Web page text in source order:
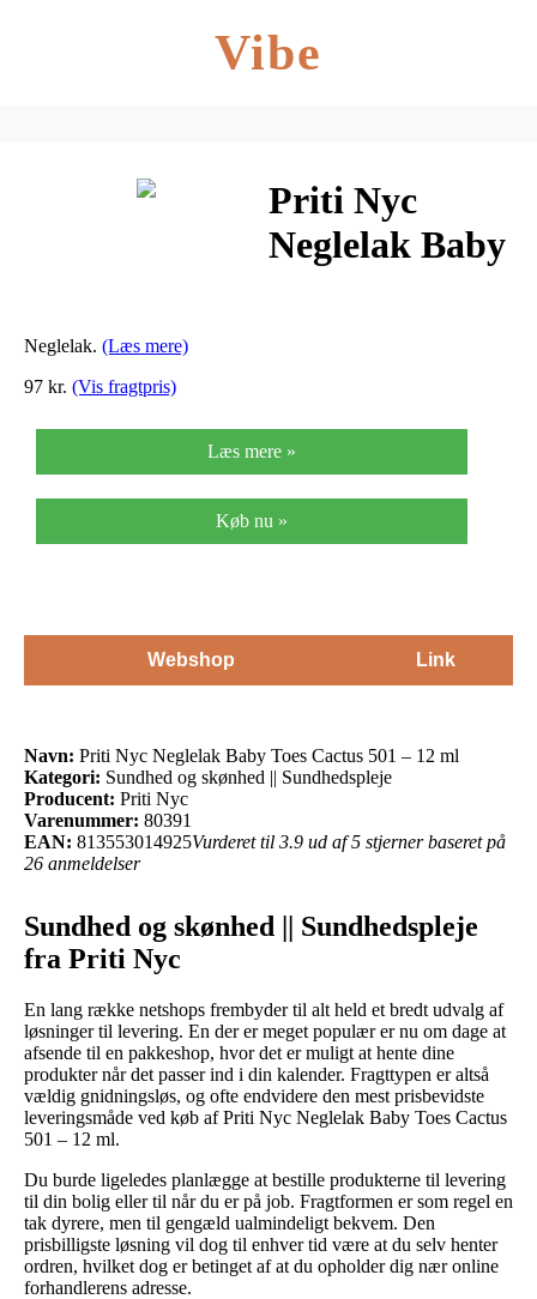
Vibe
Priti Nyc
Neglelak Baby
Neglelak. (Læs mere)
97 kr. (Vis fragtpris)
Læs mere »
Køb nu »
Webshop Link
Navn: Priti Nyc Neglelak Baby Toes Cactus 501 – 12 ml
Kategori: Sundhed og skønhed || Sundhedspleje
Producent: Priti Nyc
Varenummer: 80391
EAN: 813553014925Vurderet til 3.9 ud af 5 stjerner baseret på
26 anmeldelser
Sundhed og skønhed || Sundhedspleje
fra Priti Nyc
En lang række netshops frembyder til alt held et bredt udvalg af
løsninger til levering. En der er meget populær er nu om dage at
afsende til en pakkeshop, hvor det er muligt at hente dine
produkter når det passer ind i din kalender. Fragttypen er altså
vældig gnidningsløs, og ofte endvidere den mest prisbevidste
leveringsmåde ved køb af Priti Nyc Neglelak Baby Toes Cactus
501 – 12 ml.
Du burde ligeledes planlægge at bestille produkterne til levering
til din bolig eller til når du er på job. Fragtformen er som regel en
tak dyrere, men til gengæld ualmindeligt bekvem. Den
prisbilligste løsning vil dog til enhver tid være at du selv henter
ordren, hvilket dog er betinget af at du opholder dig nær online
forhandlerens adresse.